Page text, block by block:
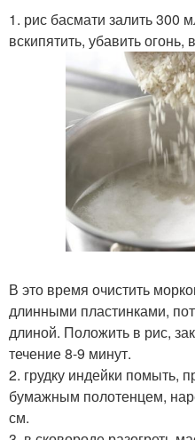
1. рис басмати залить 300
вскипятить, убавить огонь,
В это время очистить
длинными пластинками,
длиной. Положить в рис,
течение 8-9 минут.
2. грудку индейки помыть,
бумажным полотенцем,
см.